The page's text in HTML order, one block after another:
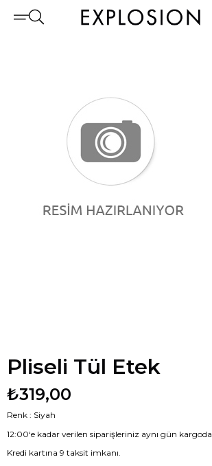
Pliseli Tül Etek
₺319,00
Renk : Siyah
12:00‘e kadar verilen siparişleriniz aynı gün kargoda.
Kredi kartına 9 taksit imkanı.